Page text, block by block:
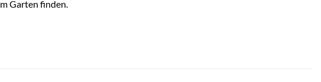
Garten finden.